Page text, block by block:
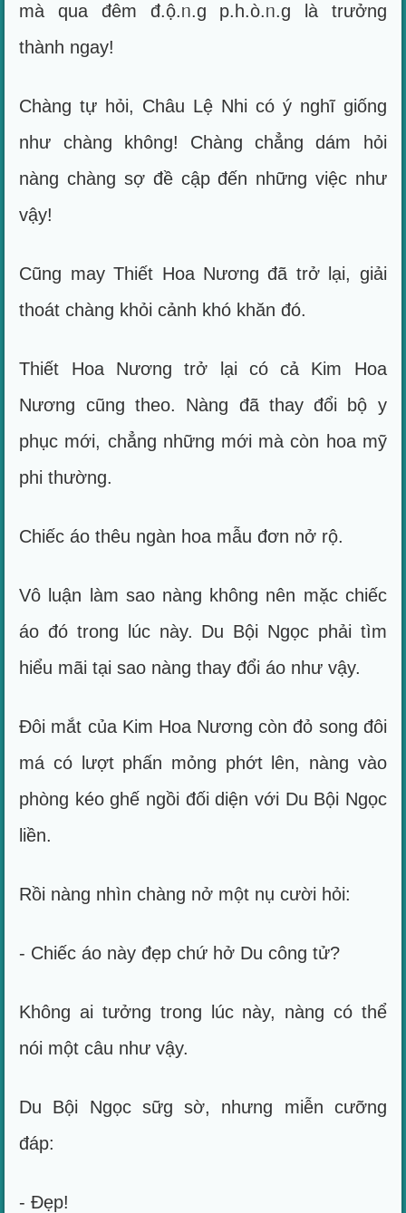
mà qua đêm đ.ộ.ᥒ.g p.h.ò.ᥒ.g là trưởng
thành ngay!
Chàng tự hỏi, Châu Lệ Nhi có ý nghĩ giống
như chàng không! Chàng chẳng dám hỏi
nàng chàng sợ đề cập đến những việc như
vậy!
Cũng may Thiết Hoa Nương đã trở lại, giải
thoát chàng khỏi cảnh khó khăn đó.
Thiết Hoa Nương trở lại có cả Kim Hoa
Nương cũng theo. Nàng đã thay đổi bộ y
phục mới, chẳng những mới mà còn hoa mỹ
phi thường.
Chiếc áo thêu ngàn hoa mẫu đơn nở rộ.
Vô luận làm sao nàng không nên mặc chiếc
áo đó trong lúc này. Du Bội Ngọc phải tìm
hiểu mãi tại sao nàng thay đổi áo như vậy.
Đôi mắt của Kim Hoa Nương còn đỏ song đôi
má có lượt phấn mỏng phớt lên, nàng vào
phòng kéo ghế ngồi đối diện với Du Bội Ngọc
liền.
Rồi nàng nhìn chàng nở một nụ cười hỏi:
- Chiếc áo này đẹp chứ hở Du công tử?
Không ai tưởng trong lúc này, nàng có thể
nói một câu như vậy.
Du Bội Ngọc sữg sờ, nhưng miễn cưỡng
đáp:
- Đẹp!